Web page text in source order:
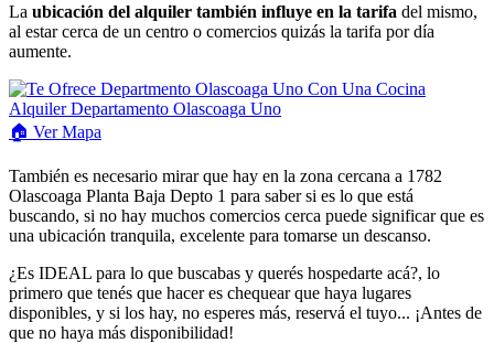
La ubicación del alquiler también influye en la tarifa del mismo,
al estar cerca de un centro o comercios quizás la tarifa por día
aumente.
🏠 VerMapa
También es necesario mirar que hay en la zona cercana a 1782
Olascoaga Planta Baja Depto 1 para saber si es lo que está
buscando, si no hay muchos comercios cerca puede significar que es
una ubicación tranquila, excelente para tomarse un descanso.
¿Es IDEAL para lo que buscabas y querés hospedarte acá?, lo
primero que tenés que hacer es chequear que haya lugares
disponibles, y si los hay, no esperes más, reservá el tuyo... ¡Antes de
que no haya más disponibilidad!